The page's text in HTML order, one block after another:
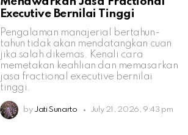
Executive Bernilai Tinggi
Pengalaman manajerial bertahun-
tahun tidak akan mendatangkan cuan
jika salah dikemas. Kenali cara
memetakan keahlian dan memasarkan
jasa fractional executive bernilai
tinggi.
by Jati Sunarto July 21, 2026, 9:43 pm